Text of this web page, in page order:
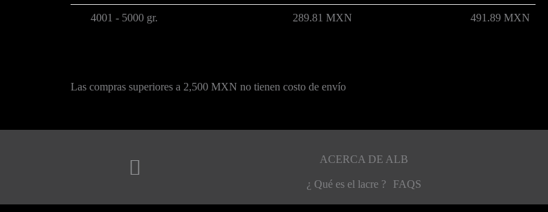
4001 - 5000 gr. 289.81 MXN 491.89 MXN
Las compras superiores a 2,500 MXN no tienen costo de envío
ACERCA DE ALB
¿ Qué es el lacre ? FAQS